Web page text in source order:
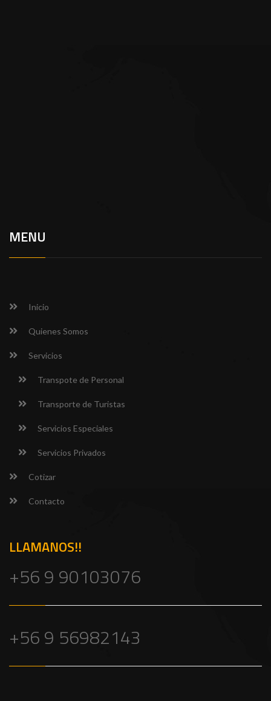
MENU
Inicio
Quienes Somos
Servicios
Transpote de Personal
Transporte de Turistas
Servicios Especiales
Servicios Privados
Cotizar
Contacto
LLAMANOS!!
+56 9 90103076
+56 9 56982143